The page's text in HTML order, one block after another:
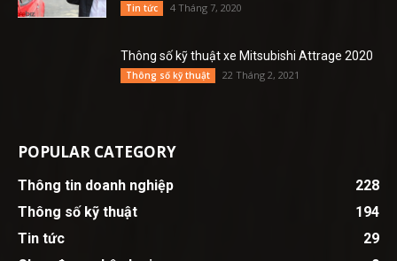
Tin tức 4 Tháng 7, 2020
Thông số kỹ thuật xe Mitsubishi Attrage 2020
Thông số kỹ thuật 22 Tháng 2, 2021
POPULAR CATEGORY
Thông tin doanh nghiệp
228
Thông số kỹ thuật
194
Tin tức
29